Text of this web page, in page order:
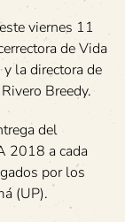
viernes 11
de Vida
la directora de
Breedy.
del
2018 a cada
por los
(UP).